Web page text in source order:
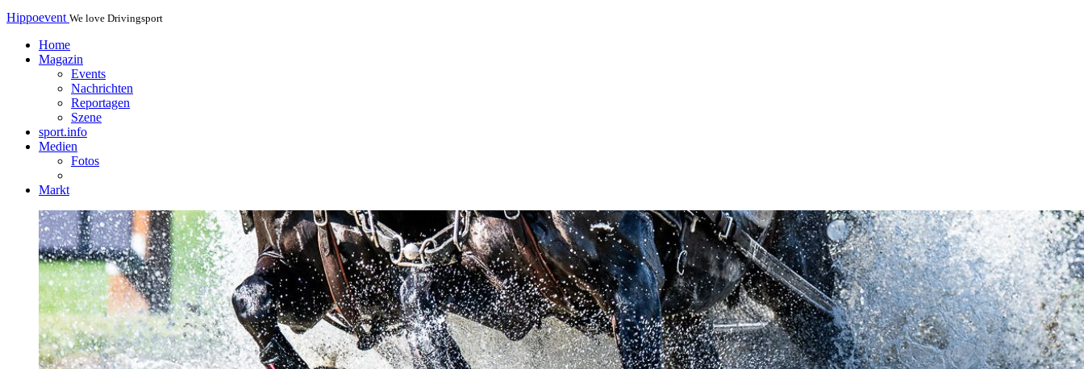
Hippoevent We love Drivingsport
Home
Magazin
Events
Nachrichten
Reportagen
Szene
sport.info
Medien
Fotos
Markt